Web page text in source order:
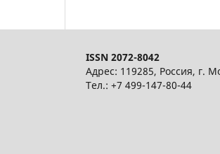
ISSN 2072-8042
Адрес: 119285, Россия, г.
Тел.: +7 499-147-80-44